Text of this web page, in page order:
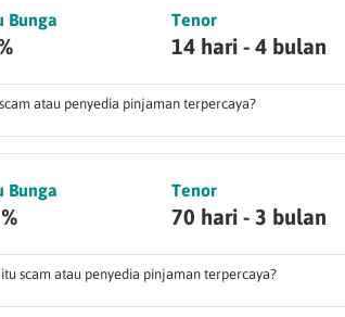
Bunga Tenor
14 hari - 4 bulan
atau penyedia pinjaman terpercaya?
Bunga Tenor
70 hari - 3 bulan
scam atau penyedia pinjaman terpercaya?